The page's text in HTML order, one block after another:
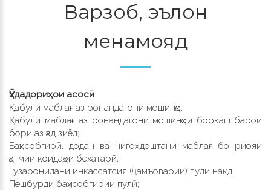
Варзоб, эълон
менамояд
Ӯҳдадориҳои асосӣ:
Қабули маблағ аз ронандагони мошинҳо;
Қабули маблағ аз ронандагони мошинҳои боркаш барои
бори аз ҳад зиёд;
Баҳисобгирӣ, додан ва нигоҳ доштани маблағ бо риояи
ҳатмии қоидаҳои бехатарӣ;
Гузаронидани инкассатсия (ҷамъоварии) пули нақд;
Пешбурди баҳисобгирии пулӣ;